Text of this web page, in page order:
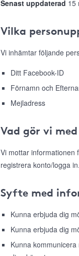
Senast uppdaterad 15
Vilka
Vi inhämtar följande
Ditt Facebook-ID
Förnamn och
Mejladress
Vad gör vi
Vi mottar informationen
registrera konto/logga
Syfte med
Kunna erbjuda dig
Kunna erbjuda dig
Kunna